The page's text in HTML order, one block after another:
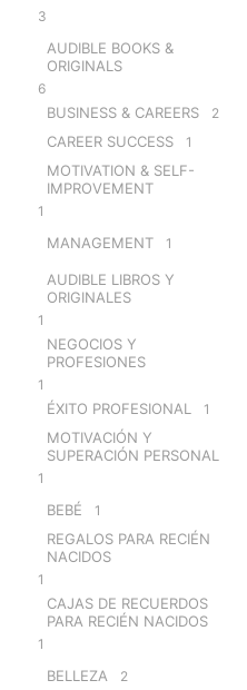
3
AUDIBLE BOOKS &
ORIGINALS
6
BUSINESS & CAREERS 2
CAREER SUCCESS 1
MOTIVATION & SELF-
IMPROVEMENT
1
MANAGEMENT 1
AUDIBLE LIBROS Y
ORIGINALES
1
NEGOCIOS Y
PROFESIONES
1
ÉXITO PROFESIONAL 1
MOTIVACIÓN Y
SUPERACIÓN PERSONAL
1
BEBÉ 1
REGALOS PARA RECIÉN
NACIDOS
1
CAJAS DE RECUERDOS
PARA RECIÉN NACIDOS
1
BELLEZA 2